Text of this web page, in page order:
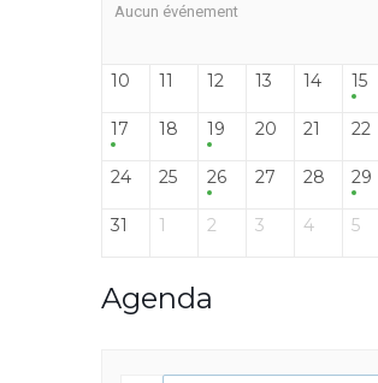
Aucun événement
10 11 12 13 14 15
17 18 19 20 21 22
24 25 26 27 28 29
31 1 2 3 4 5
Agenda